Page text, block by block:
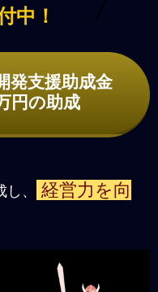
中！
発支援助成金
円の助成
、
経営力を向